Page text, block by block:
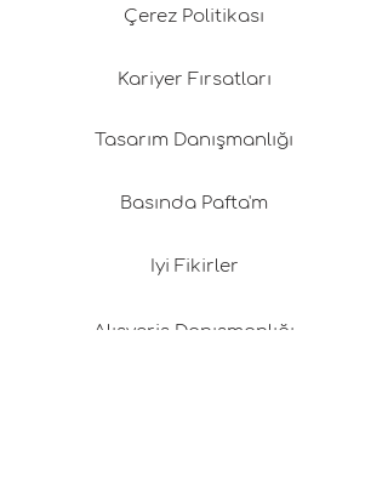
Çerez Politikası
Kariyer Fırsatları
Tasarım Danışmanlığı
Basında Pafta'm
İyi Fikirler
Alışveriş Danışmanlığı